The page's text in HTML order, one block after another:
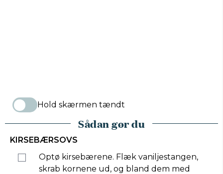
Hold skærmen tændt
Sådan gør du
KIRSEBÆRSOVS
Optø kirsebærene. Flæk vaniljestangen,
skrab kornene ud, og bland dem med